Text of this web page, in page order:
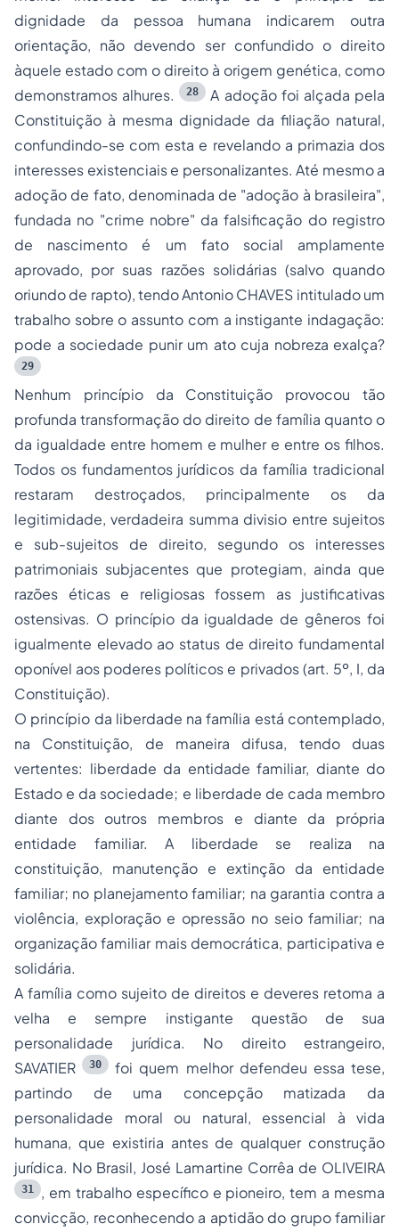
dignidade da pessoa humana indicarem outra
orientação, não devendo ser confundido o direito
àquele estado com o direito à origem genética, como
demonstramos alhures. 28
A adoção foi alçada pela
Constituição à mesma dignidade da filiação natural,
confundindo-se com esta e revelando a primazia dos
interesses existenciais e personalizantes. Até mesmo a
adoção de fato, denominada de "adoção à brasileira",
fundada no "crime nobre" da falsificação do registro
de nascimento é um fato social amplamente
aprovado, por suas razões solidárias (salvo quando
oriundo de rapto), tendo Antonio CHAVES intitulado um
trabalho sobre o assunto com a instigante indagação:
pode a sociedade punir um ato cuja nobreza exalça?
29
Nenhum princípio da Constituição provocou tão
profunda transformação do direito de família quanto o
da igualdade entre homem e mulher e entre os filhos.
Todos os fundamentos jurídicos da família tradicional
restaram destroçados, principalmente os da
legitimidade, verdadeira summa divisio entre sujeitos
e sub-sujeitos de direito, segundo os interesses
patrimoniais subjacentes que protegiam, ainda que
razões éticas e religiosas fossem as justificativas
ostensivas. O princípio da igualdade de gêneros foi
igualmente elevado ao status de direito fundamental
oponível aos poderes políticos e privados (art. 5º, I, da
Constituição).
O princípio da liberdade na família está contemplado,
na Constituição, de maneira difusa, tendo duas
vertentes: liberdade da entidade familiar, diante do
Estado e da sociedade; e liberdade de cada membro
diante dos outros membros e diante da própria
entidade familiar. A liberdade se realiza na
constituição, manutenção e extinção da entidade
familiar; no planejamento familiar; na garantia contra a
violência, exploração e opressão no seio familiar; na
organização familiar mais democrática, participativa e
solidária.
A família como sujeito de direitos e deveres retoma a
velha e sempre instigante questão de sua
personalidade jurídica. No direito estrangeiro,
SAVATIER 30
foi quem melhor defendeu essa tese,
partindo de uma concepção matizada da
personalidade moral ou natural, essencial à vida
humana, que existiria antes de qualquer construção
jurídica. No Brasil, José Lamartine Corrêa de OLIVEIRA
31
, em trabalho específico e pioneiro, tem a mesma
convicção, reconhecendo a aptidão do grupo familiar